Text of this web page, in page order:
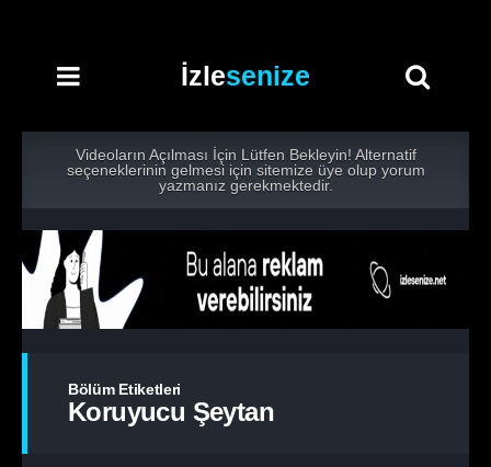
İzlesenize
Videoların Açılması İçin Lütfen Bekleyin! Alternatif
seçeneklerinin gelmesi için sitemize üye olup yorum
yazmanız gerekmektedir.
Bölüm Etiketleri
Koruyucu Şeytan